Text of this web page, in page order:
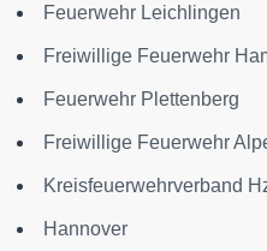
Feuerwehr Leichlingen
Freiwillige Feuerwehr
Feuerwehr Plettenberg
Freiwillige Feuerwehr
Kreisfeuerwehrverband
Hannover